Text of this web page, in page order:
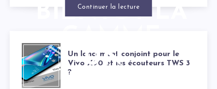
BIENTÔT LA
PHARE DE LA
Continuer la lecture
UN
LANCEMENT
Un lancement conjoint pour le
Vivo X90 et les écouteurs TWS 3
?